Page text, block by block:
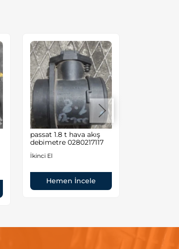
passat 1.8 t hava akış
debimetre 0280217117
İkinci El
Hemen İncele